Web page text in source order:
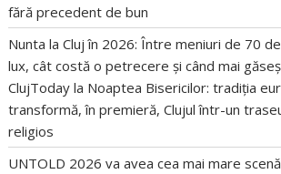
fără precedent de bun
Nunta la Cluj în 2026: Între meniuri de 70
lux, cât costă o petrecere și când mai
ClujToday la Noaptea Bisericilor: tradiția
transformă, în premieră, Clujul într-un
religios
UNTOLD 2026 va avea cea mai mare